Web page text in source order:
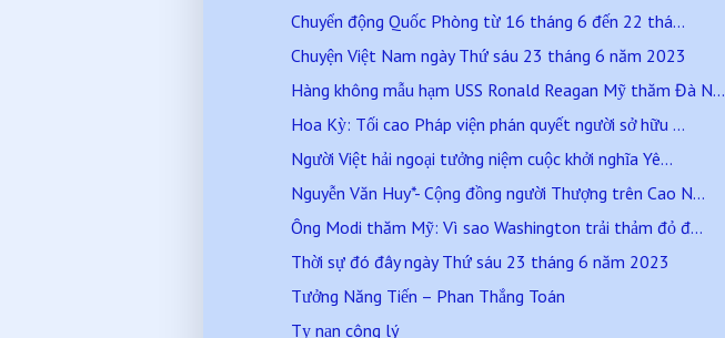
Chuyển động Quốc Phòng từ 16 tháng 6 đến 22 thá...
Chuyện Việt Nam ngày Thứ sáu 23 tháng 6 năm 2023
Hàng không mẫu hạm USS Ronald Reagan Mỹ thăm Đà N...
Hoa Kỳ: Tối cao Pháp viện phán quyết người sở hữu ...
Người Việt hải ngoại tưởng niệm cuộc khởi nghĩa Yê...
Nguyễn Văn Huy*- Cộng đồng người Thượng trên Cao N...
Ông Modi thăm Mỹ: Vì sao Washington trải thảm đỏ đ...
Thời sự đó đây ngày Thứ sáu 23 tháng 6 năm 2023
Tưởng Năng Tiến – Phan Thắng Toán
Tỵ nạn công lý